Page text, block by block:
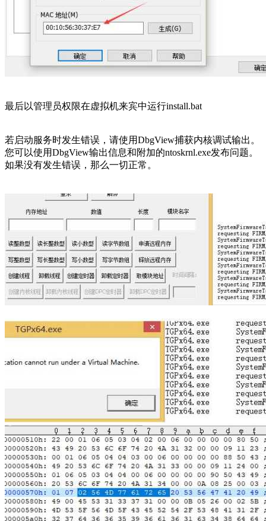
最后以管理员权限在虚拟机来宾中运行install.bat
若启动服务时发生错误，请使用DbgView捕获内核调试输出。
您可以使用DbgView输出信息和附加的ntoskrnl.exe发布问题。
如果没有发生错误，那么一切正常。